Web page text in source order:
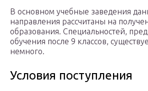
В основном учебные заведения
направления рассчитаны на
образования. Специальностей,
обучения после 9 классов,
немного.
Условия поступления